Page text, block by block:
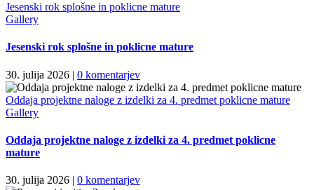
Jesenski rok splošne in poklicne mature
Gallery
Jesenski rok splošne in poklicne mature
30. julija 2026 | 0 komentarjev
Oddaja projektne naloge z izdelki za 4. predmet poklicne mature
Gallery
Oddaja projektne naloge z izdelki za 4. predmet poklicne
mature
30. julija 2026 | 0 komentarjev